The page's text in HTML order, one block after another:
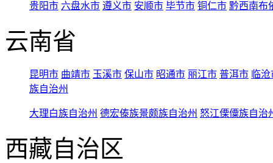
贵阳市 六盘水市 遵义市 安顺市 毕节市 铜仁市 黔西南布
云南省
昆明市 曲靖市 玉溪市 保山市 昭通市 丽江市 普洱市 临
族自治州
大理白族自治州 德宏傣族景颇族自治州 怒江傈僳族自治
西藏自治区